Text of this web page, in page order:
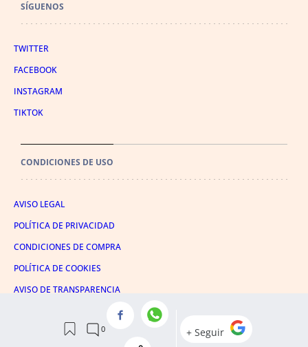
SÍGUENOS
TWITTER
FACEBOOK
INSTAGRAM
TIKTOK
CONDICIONES DE USO
AVISO LEGAL
POLÍTICA DE PRIVACIDAD
CONDICIONES DE COMPRA
POLÍTICA DE COOKIES
AVISO DE TRANSPARENCIA